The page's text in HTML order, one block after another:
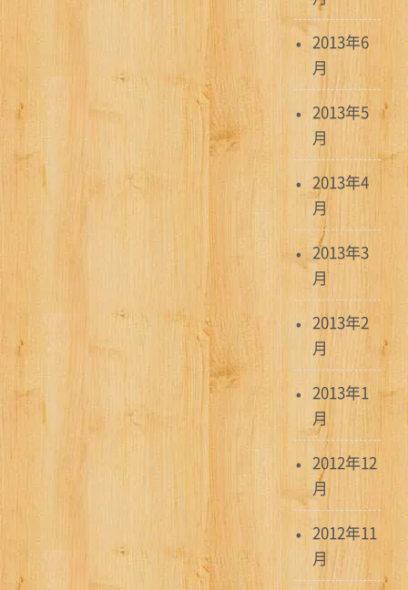
2013年6
月
2013年5
月
2013年4
月
2013年3
月
2013年2
月
2013年1
月
2012年12
月
2012年11
月